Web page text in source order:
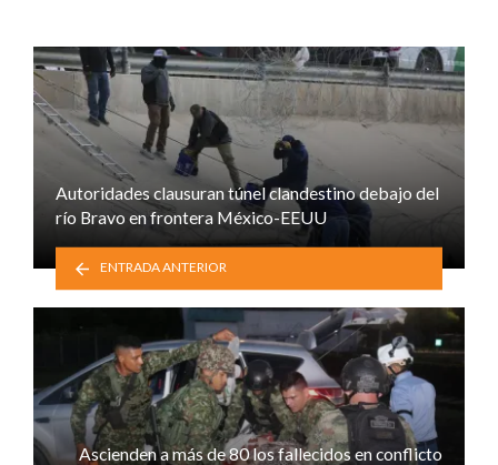
Autoridades clausuran túnel clandestino debajo del
río Bravo en frontera México-EEUU
ENTRADA ANTERIOR
Ascienden a más de 80 los fallecidos en conflicto